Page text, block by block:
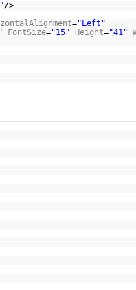
/>
="Left"
FontSize="15" Height="41"